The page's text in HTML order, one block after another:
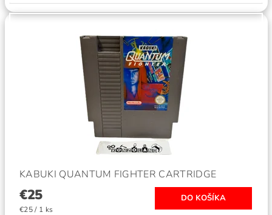
KABUKI QUANTUM FIGHTER CARTRIDGE
€25
€25 / 1 ks